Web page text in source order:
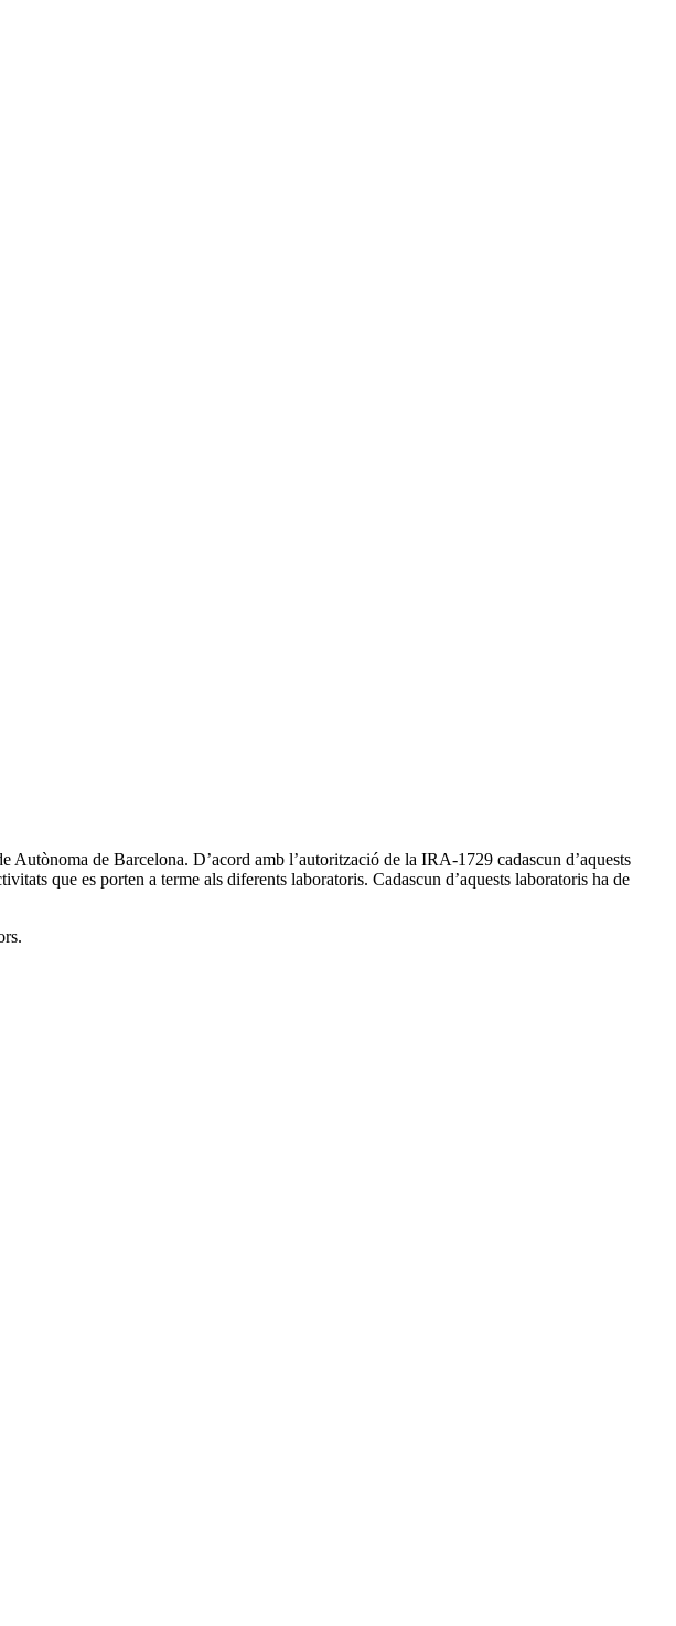
de Barcelona. D’acord amb l’autorització de la IRA-1729 cadascun d’aquests
que es porten a terme als diferents laboratoris. Cadascun d’aquests laboratoris ha de